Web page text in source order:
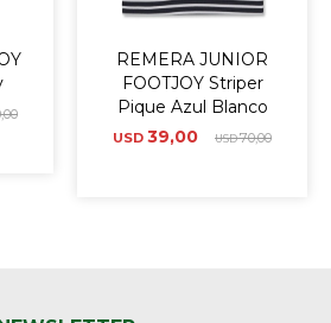
REMERA JUNIOR
FOOTJOY Striper
Pique Azul Blanco
USD 39,00 USD70,00